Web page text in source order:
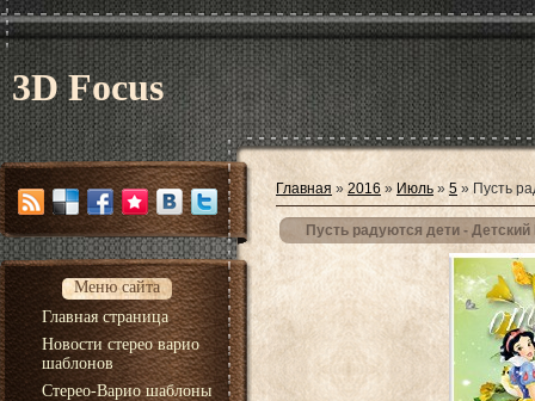
3D Focus
Меню сайта
Главная страница
Новости стерео варио
шаблонов
Стерео-Варио шаблоны
Главная » 2016 » Июль » 5 » Пусть
Пусть радуются дети -